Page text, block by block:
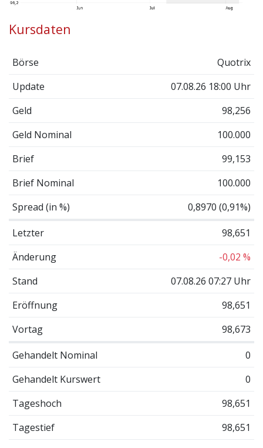
Kursdaten
Börse
Quotrix
Update
07.08.26 18:00 Uhr
Geld
98,256
Geld Nominal
100.000
Brief
99,153
Brief Nominal
100.000
Spread (in %)
0,8970 (0,91%)
Letzter
98,651
Änderung
-0,02 %
Stand
07.08.26 07:27 Uhr
Eröffnung
98,651
Vortag
98,673
Gehandelt Nominal
0
Gehandelt Kurswert
0
Tageshoch
98,651
Tagestief
98,651